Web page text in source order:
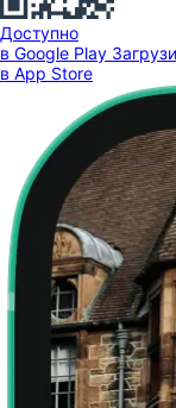
Доступно
в Google Play
в App Store